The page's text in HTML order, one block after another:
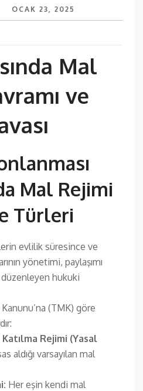
OCAK 23, 2025
Mal
ve
Mal Rejimi
Türleri
evlilik süresince ve
yönetimi, paylaşımı
düzenleyen hukuki
(TMK) göre
Rejimi (Yasal
aldığı varsayılan mal
Her eşin kendi mal